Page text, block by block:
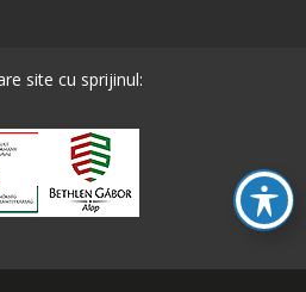
site cu sprijinul: